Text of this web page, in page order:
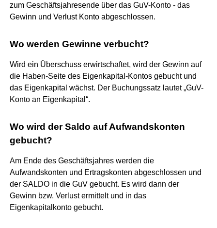
zum Geschäftsjahresende über das GuV-Konto - das
Gewinn und Verlust Konto abgeschlossen.
Wo werden Gewinne verbucht?
Wird ein Überschuss erwirtschaftet, wird der Gewinn auf
die Haben-Seite des Eigenkapital-Kontos gebucht und
das Eigenkapital wächst. Der Buchungssatz lautet „GuV-
Konto an Eigenkapital“.
Wo wird der Saldo auf Aufwandskonten
gebucht?
Am Ende des Geschäftsjahres werden die
Aufwandskonten und Ertragskonten abgeschlossen und
der SALDO in die GuV gebucht. Es wird dann der
Gewinn bzw. Verlust ermittelt und in das
Eigenkapitalkonto gebucht.